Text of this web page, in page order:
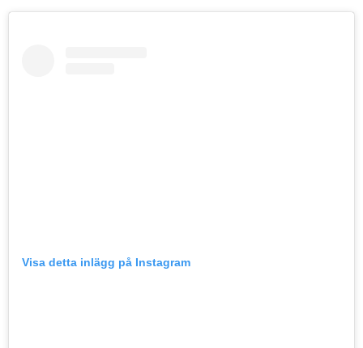
Visa detta inlägg på Instagram